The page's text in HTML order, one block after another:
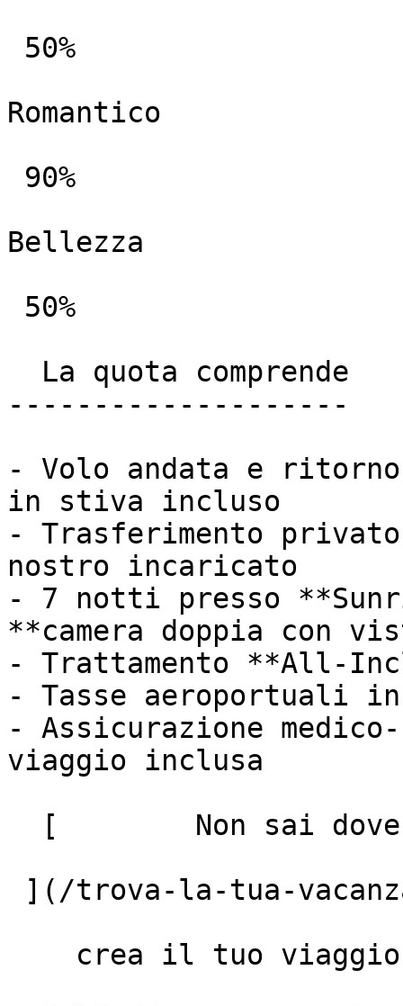
Romantico
Bellezza
--------------------
- Volo andata e
in stiva incluso
- Trasferimento
nostro incaricato
- 7 notti presso
**camera doppia con
- Trattamento **All-
- Tasse aeroportuali
- Assicurazione
viaggio inclusa